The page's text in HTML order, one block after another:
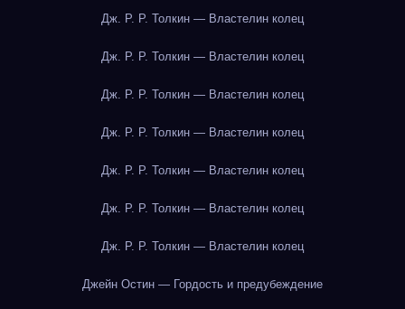
Дж. Р. Р. Толкин — Властелин колец
Дж. Р. Р. Толкин — Властелин колец
Дж. Р. Р. Толкин — Властелин колец
Дж. Р. Р. Толкин — Властелин колец
Дж. Р. Р. Толкин — Властелин колец
Дж. Р. Р. Толкин — Властелин колец
Дж. Р. Р. Толкин — Властелин колец
Джейн Остин — Гордость и предубеждение